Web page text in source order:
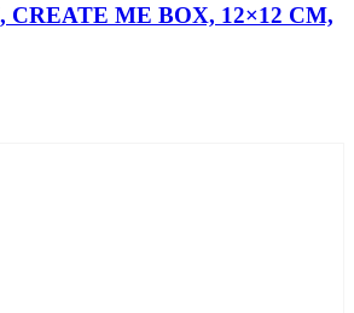
CREATE ME BOX, 12×12 CM,